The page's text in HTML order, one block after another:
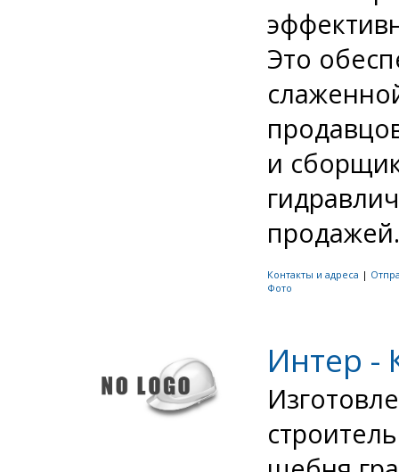
Это
и
Контакты и адреса |
Фото
Интер -